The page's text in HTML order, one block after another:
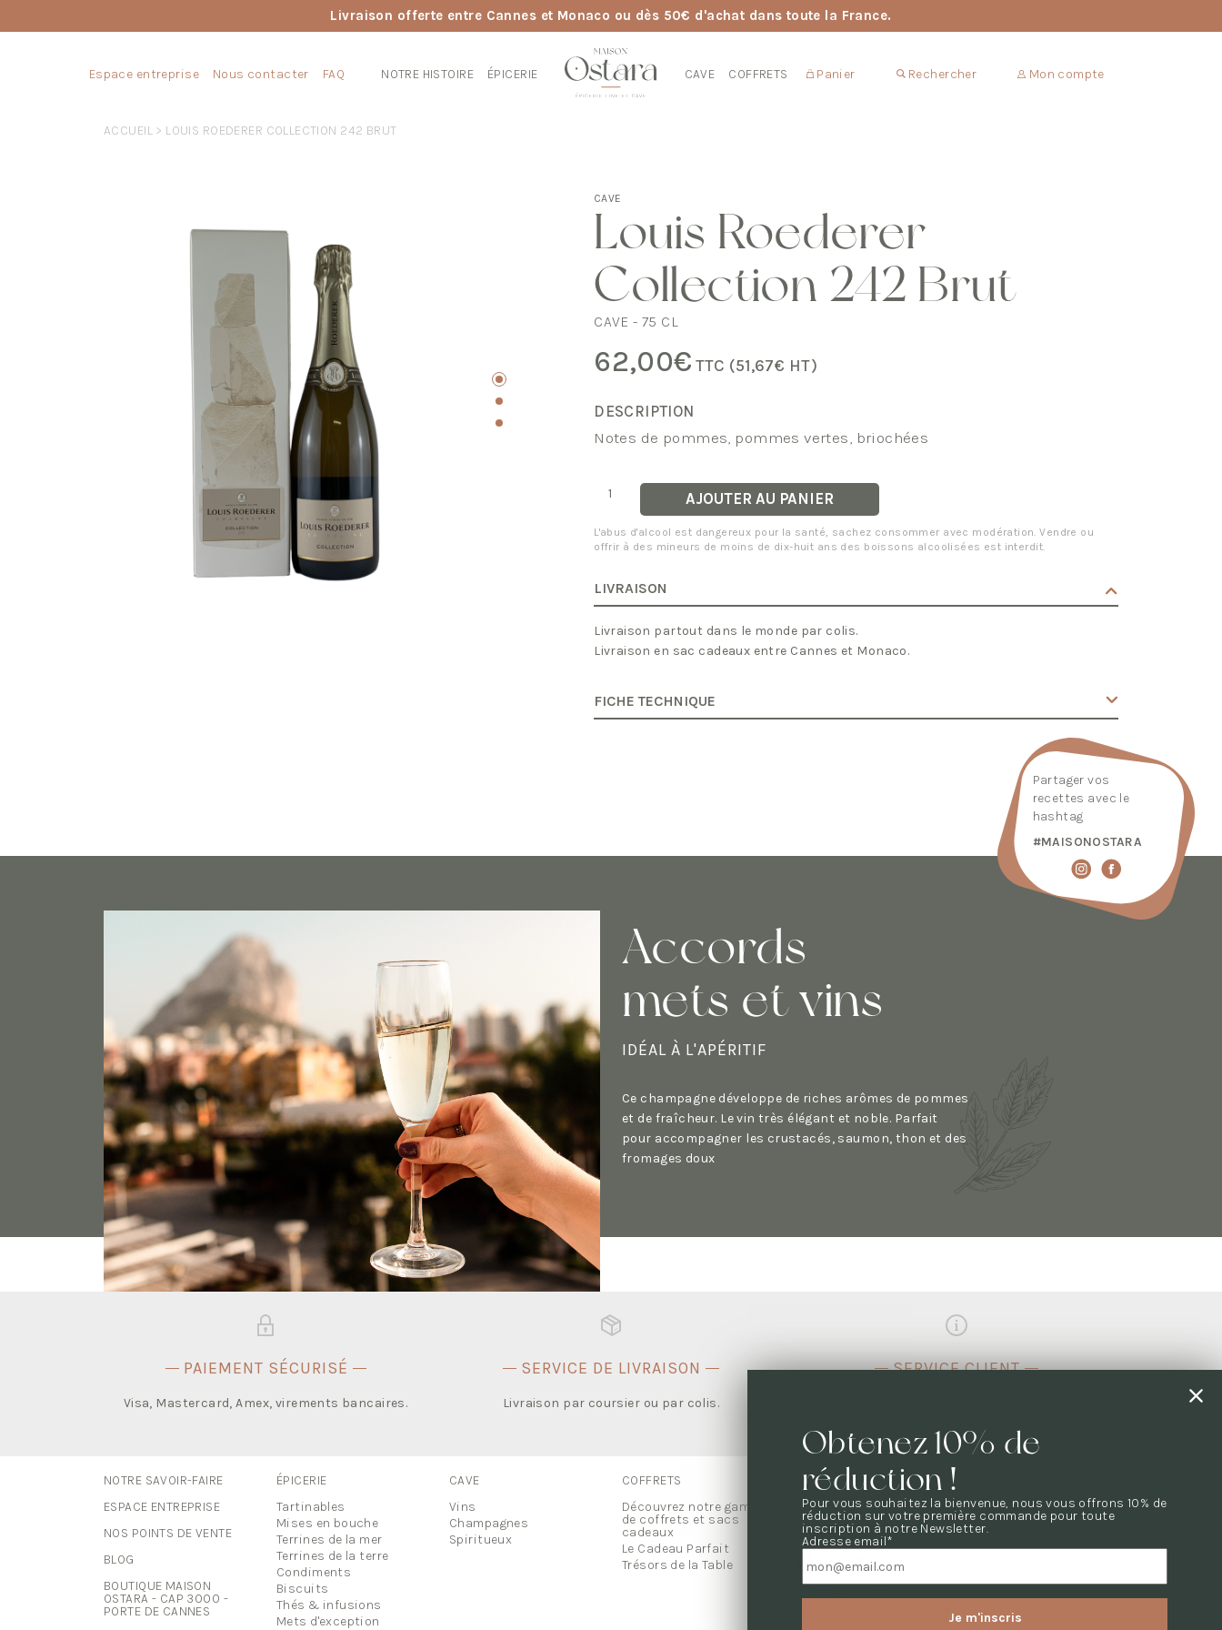
Livraison offerte entre Cannes et Monaco ou dès 50€ d'achat dans toute la France.
Espace entreprise Nous contacter FAQ NOTRE HISTOIRE ÉPICERIE CAVE COFFRETS Panier Rechercher Mon compte
ACCUEIL> LOUIS ROEDERER COLLECTION 242 BRUT
CAVE
Louis Roederer
Collection 242 Brut
CAVE - 75 CL
62,00€ TTC (51,67€ HT)
DESCRIPTION
Notes de pommes, pommes vertes, briochées
quantité
Roederer
Collection
242
AJOUTER AU PANIER
L'abus d'alcool est dangereux pour la santé, sachez consommer avec modération. Vendre ou
offrir à des mineurs de moins de dix-huit ans des boissons alcoolisées est interdit.
LIVRAISON
Livraison partout dans le monde par colis.
Livraison en sac cadeaux entre Cannes et Monaco.
FICHE TECHNIQUE
Partager vos
recettes avec le
hashtag
#MAISONOSTARA
Accords
mets et vins
IDÉAL À L'APÉRITIF
Ce champagne développe de riches arômes de pommes
et de fraîcheur. Le vin très élégant et noble. Parfait
pour accompagner les crustacés, saumon, thon et des
fromages doux
Obtenez 10% de
réduction !
Pour vous souhaitez la bienvenue, nous vous offrons 10% de
réduction sur votre première commande pour toute
inscription à notre Newsletter.
Adresse email*
PAIEMENT SÉCURISÉ
Visa, Mastercard, Amex, virements bancaires.
SERVICE DE LIVRAISON
Livraison par coursier ou par colis.
SERVICE CLIENT
NOTRE SAVOIR-FAIRE
ESPACE ENTREPRISE
NOS POINTS DE VENTE
BLOG
BOUTIQUE MAISON
OSTARA - CAP 3000 -
PORTE DE CANNES
ÉPICERIE
Tartinables
Mises en bouche
Terrines de la mer
Terrines de la terre
Condiments
Biscuits
Thés & infusions
Mets d'exception
CAVE
Vins
Champagnes
Spiritueux
COFFRETS
Découvrez notre gamme
de coffrets et sacs
cadeaux
Le Cadeau Parfait
Trésors de la Table
UNE QUESTION ?
Toutes les questions sont dans notreFAQ
NOUS CONTACTER
06 07 23 50 70